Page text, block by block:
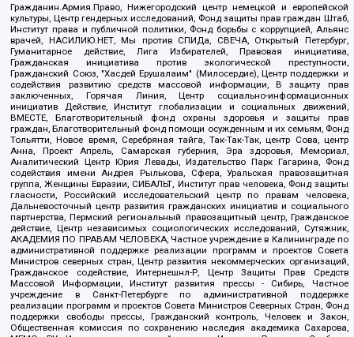
Гражданин.Армия.Право, Нижегородский центр немецкой и европейской
культуры, Центр гендерных исследований, Фонд защиты прав граждан Штаб,
Институт права и публичной политики, Фонд борьбы с коррупцией, Альянс
врачей, НАСИЛИЮ.НЕТ, Мы против СПИДа, СВЕЧА, Открытый Петербург,
Гуманитарное действие, Лига Избирателей, Правовая инициатива,
Гражданская инициатива против экологической преступности,
Гражданский Союз, "Хасдей Ерушалаим" (Милосердие), Центр поддержки и
содействия развитию средств массовой информации, В защиту прав
заключенных, Горячая Линия, Центр социально-информационных
инициатив Действие, Институт глобализации и социальных движений,
ВМЕСТЕ, Благотворительный фонд охраны здоровья и защиты прав
граждан, Благотворительный фонд помощи осужденным и их семьям, Фонд
Тольятти, Новое время, Серебряная тайга, Так-Так-Так, центр Сова, центр
Анна, Проект Апрель, Самарская губерния, Эра здоровья, Мемориал,
Аналитический Центр Юрия Левады, Издательство Парк Гагарина, Фонд
содействия имени Андрея Рылькова, Сфера, Уральская правозащитная
группа, Женщины Евразии, СИБАЛЬТ, Институт прав человека, Фонд защиты
гласности, Российский исследовательский центр по правам человека,
Дальневосточный центр развития гражданских инициатив и социального
партнерства, Пермский региональный правозащитный центр, Гражданское
действие, Центр независимых социологических исследований, Сутяжник,
АКАДЕМИЯ ПО ПРАВАМ ЧЕЛОВЕКА, Частное учреждение в Калининграде по
административной поддержке реализации программ и проектов Совета
Министров северных стран, Центр развития некоммерческих организаций,
Гражданское содействие, Интернешнл-Р, Центр Защиты Прав Средств
Массовой Информации, Институт развития прессы - Сибирь, Частное
учреждение в Санкт-Петербурге по административной поддержке
реализации программ и проектов Совета Министров Северных Стран, Фонд
поддержки свободы прессы, Гражданский контроль, Человек и Закон,
Общественная комиссия по сохранению наследия академика Сахарова,